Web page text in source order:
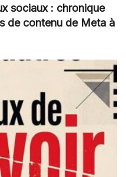
sociaux : chronique
de contenu de Meta à